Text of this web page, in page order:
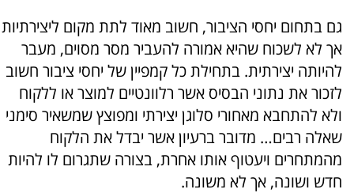
גם בתחום יחסי הציבור, חשוב מאוד לתת מקום ליצירתיות
אך לא לשכוח שהיא אמורה להעביר מסר מסוים, מעבר
להיותה יצירתית. בתחילת כל קמפיין של יחסי ציבור חשוב
לזכור את נתוני הבסיס אשר רלוונטיים למוצר או ללקוח
ולא להתחבא מאחורי סלוגן יצירתי ומפוצץ שמשאיר סימני
שאלה רבים… מדובר ברעיון אשר יבדל את הלקוח
מהמתחרים ויעטוף אותו אחרת, בצורה שתגרום לו להיות
חדש ושונה, אך לא משונה.